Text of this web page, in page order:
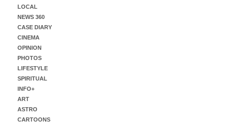
LOCAL
NEWS 360
CASE DIARY
CINEMA
OPINION
PHOTOS
LIFESTYLE
SPIRITUAL
INFO+
ART
ASTRO
CARTOONS